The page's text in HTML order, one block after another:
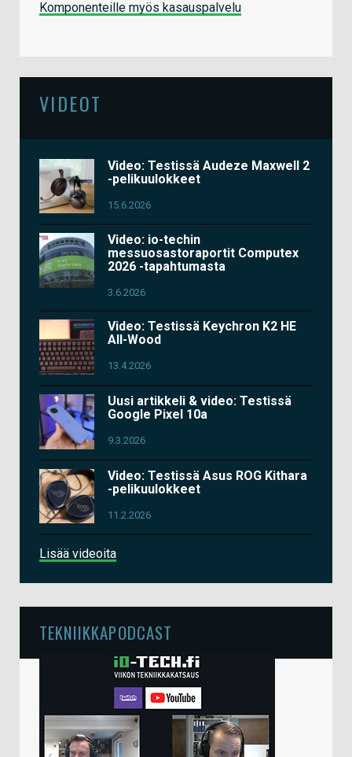
Komponenteille myös kasauspalvelu
VIDEOT
Video: Testissä Audeze Maxwell 2
-pelikuulokkeet
15.6.2026
Video: io-techin
messuosastoraportit Computex
2026 -tapahtumasta
3.6.2026
Video: Testissä Keychron K2 HE
All-Wood
13.4.2026
Uusi artikkeli & video: Testissä
Google Pixel 10a
9.3.2026
Video: Testissä Asus ROG Kithara
-pelikuulokkeet
11.2.2026
Lisää videoita
TEKNIIKKAPODCAST